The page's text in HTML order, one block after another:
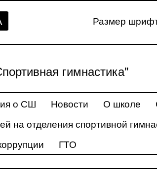
Размер
гимнастика"
о СШ Новости О школе
на отделения спортивной
ГТО